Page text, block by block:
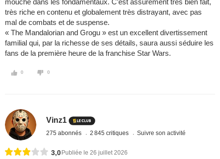
mouche dans les fondamentaux. C’est assurément très bien fait,
très riche en contenu et globalement très distrayant, avec pas
mal de combats et de suspense.
« The Mandalorian and Grogu » est un excellent divertissement
familial qui, par la richesse de ses détails, saura aussi séduire les
fans de la première heure de la franchise Star Wars.
0 0
Vinz1
275 abonnés 2 845 critiques Suivre son activité
3,0 Publiée le 26 juillet 2026